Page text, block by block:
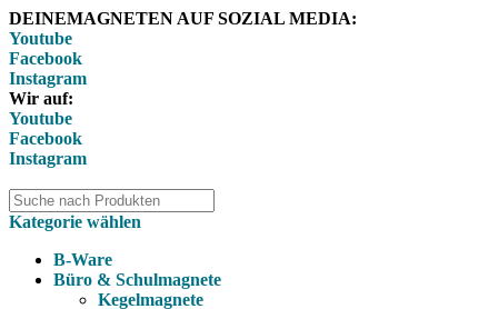
DEINEMAGNETEN AUF SOZIAL MEDIA:
Youtube
Facebook
Instagram
Wir auf:
Youtube
Facebook
Instagram
Kategorie wählen
B-Ware
Büro & Schulmagnete
Kegelmagnete